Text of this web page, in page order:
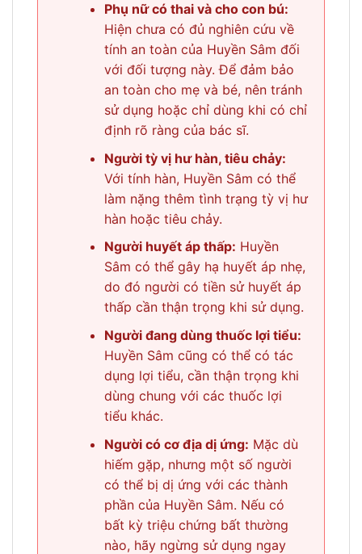
Phụ nữ có thai và cho con bú:
Hiện chưa có đủ nghiên cứu về
tính an toàn của Huyền Sâm đối
với đối tượng này. Để đảm bảo
an toàn cho mẹ và bé, nên tránh
sử dụng hoặc chỉ dùng khi có chỉ
định rõ ràng của bác sĩ.
Người tỳ vị hư hàn, tiêu chảy:
Với tính hàn, Huyền Sâm có thể
làm nặng thêm tình trạng tỳ vị hư
hàn hoặc tiêu chảy.
Người huyết áp thấp: Huyền
Sâm có thể gây hạ huyết áp nhẹ,
do đó người có tiền sử huyết áp
thấp cần thận trọng khi sử dụng.
Người đang dùng thuốc lợi tiểu:
Huyền Sâm cũng có thể có tác
dụng lợi tiểu, cần thận trọng khi
dùng chung với các thuốc lợi
tiểu khác.
Người có cơ địa dị ứng: Mặc dù
hiếm gặp, nhưng một số người
có thể bị dị ứng với các thành
phần của Huyền Sâm. Nếu có
bất kỳ triệu chứng bất thường
nào, hãy ngừng sử dụng ngay